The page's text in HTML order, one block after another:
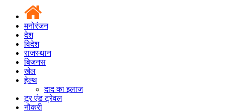
मनोरंजन
देश
विदेश
राजस्थान
बिजनस
खेल
हेल्थ
दाद का इलाज
टूर एंड ट्रेवल
नौकरी